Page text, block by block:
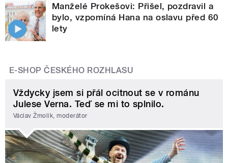
Manželé Prokešovi: Přišel, pozdravil a
bylo, vzpomíná Hana na oslavu před 60
lety
E-SHOP ČESKÉHO ROZHLASU
Vždycky jsem si přál ocitnout se v románu
Julese Verna. Teď se mi to splnilo.
Václav Žmolík, moderátor